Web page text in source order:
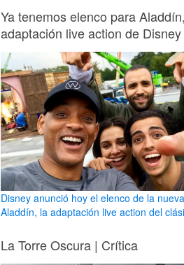
Ya tenemos elenco para
adaptación live action de Disney
Disney anunció hoy el elenco de la
Aladdín, la adaptación live action del
La Torre Oscura | Crítica